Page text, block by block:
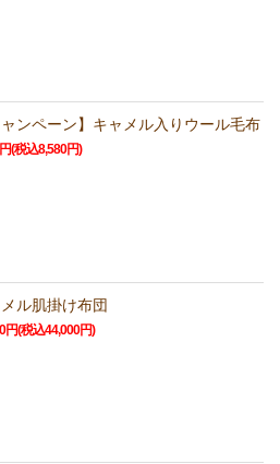
ャンペーン】キャメル入りウール毛布
(税込8,580円)
ル肌掛け布団
円(税込44,000円)